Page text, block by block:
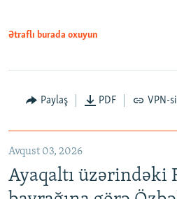
Ətraflı burada oxuyun
Paylaş PDF VPN-
Avqust 03, 2026
Ayaqaltı üzərindəki